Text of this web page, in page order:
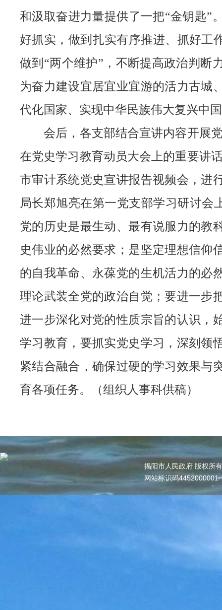
和汲取奋进力量提供了一把“金钥匙”
好抓实，做到扎实有序推进、抓好工
做到“两个维护”，不断提高政治判断
为奋力建设宜居宜业宜游的活力古城
代化国家、实现中华民族伟大复兴中
会后，各支部结合宣讲内容开展党
在党史学习教育动员大会上的重要讲
市审计系统党史宣讲报告视频会，进
局长郑旭亮在第一党支部学习研讨会
党的历史是最生动、最有说服力的教
史伟业的必然要求；是坚定理想信仰
的自我革命、永葆党的生机活力的必
理论武装全党的政治自觉；要进一步
进一步深化对党的性质宗旨的认识，
学习教育，要抓实党史学习，深刻领
紧结合融合，确保过硬的学习效果与
育各项任务。（组织人事科供稿）
揭阳市人民政府 版权所
网站标识码